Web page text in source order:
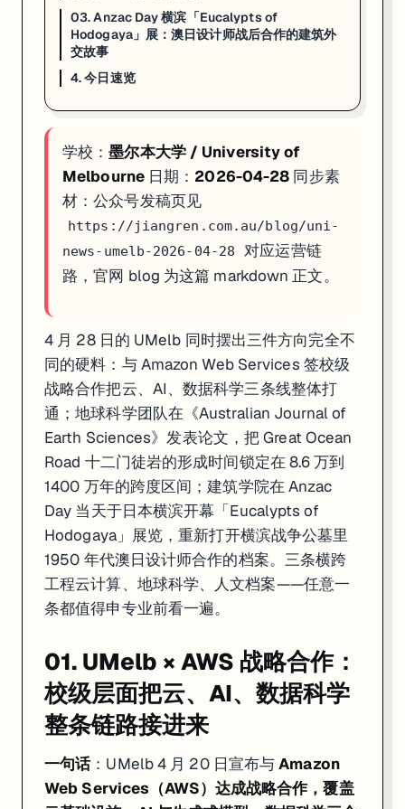
来源：UMelb Newsroom · 2026-04-25
4. 今日速览
01 · 战略合作
02 · 科研突破：UMelb 给十二门徒岩定年 8.6 万–1400 万年；
03 · 人文档案
如果你在看 UMELB 的申请、奖学金或研究机会，这篇可以直接当作今
03. Anzac Day 横滨「Eucalypts of
Hodogaya」展：澳日设计师战后合作的建筑外
交故事
4. 今日速览
学校：墨尔本大学 / University of
Melbourne日期： 2026-04-28 同步素
材：公众号发稿页见
https://jiangren.com.au/blog/uni-
news-umelb-2026-04-28
对应运营链
路，官网 blog 为这篇 markdown 正文。
4 月 28 日的 UMelb 同时摆出三件方向完全不
同的硬料：与 Amazon Web Services 签校级
战略合作把云、AI、数据科学三条线整体打
通；地球科学团队在《Australian Journal of
Earth Sciences》发表论文，把 Great Ocean
Road 十二门徒岩的形成时间锁定在 8.6 万到
1400 万年的跨度区间；建筑学院在 Anzac
Day 当天于日本横滨开幕「Eucalypts of
Hodogaya」展览，重新打开横滨战争公墓里
1950 年代澳日设计师合作的档案。三条横跨
工程云计算、地球科学、人文档案——任意一
条都值得申专业前看一遍。
01. UMelb × AWS 战略合作：
校级层面把云、AI、数据科学
整条链路接进来
一句话：UMelb 4 月 20 日宣布与Amazon
Web Services（AWS） 达成战略合作，覆盖